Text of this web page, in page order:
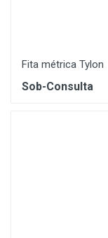
Fita métrica Tylon
Sob-Consulta